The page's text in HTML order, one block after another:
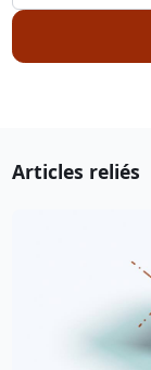
Articles reliés